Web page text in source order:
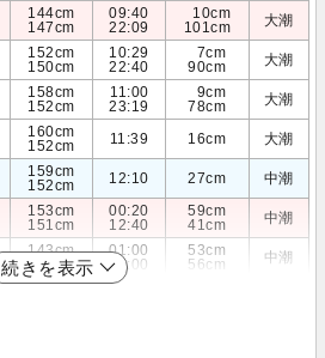
144cm
147cm
09:40
22:09
10cm
101cm
大潮
152cm
150cm
10:29
22:40
7cm
90cm
大潮
158cm
152cm
11:00
23:19
9cm
78cm
大潮
160cm
152cm
11:39 16cm 大潮
159cm
152cm
12:10 27cm 中潮
153cm
151cm
00:20
12:40
59cm
41cm
中潮
143cm
150cm
01:00
13:00
53cm
56cm
中潮
続きを表示